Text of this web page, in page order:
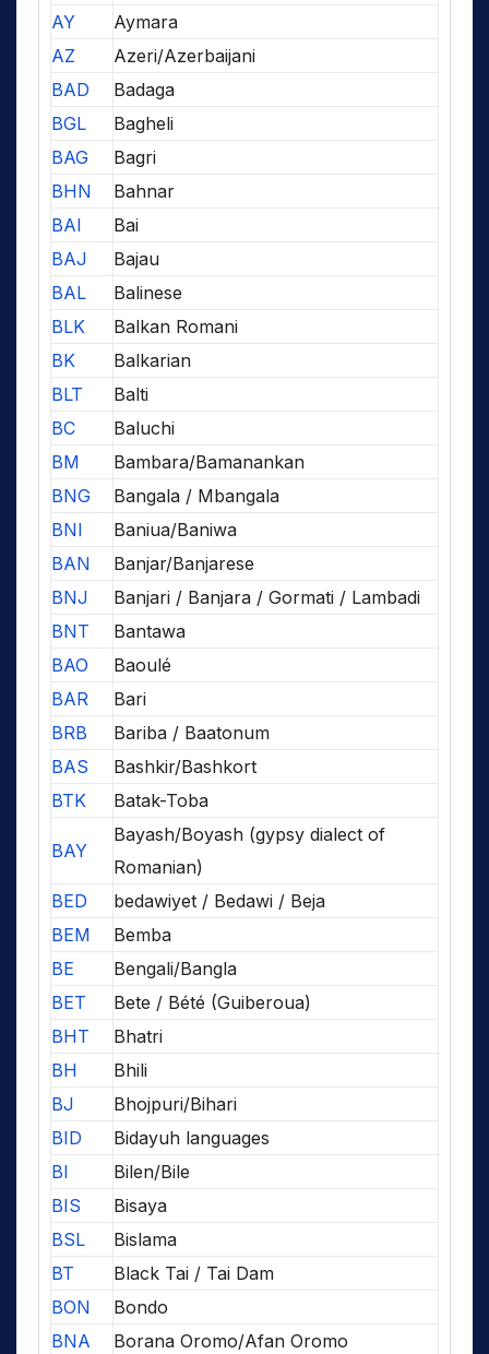
AY
Aymara
AZ
Azeri/Azerbaijani
BAD
Badaga
BGL
Bagheli
BAG
Bagri
BHN
Bahnar
BAI
Bai
BAJ
Bajau
BAL
Balinese
BLK
Balkan Romani
BK
Balkarian
BLT
Balti
BC
Baluchi
BM
Bambara/Bamanankan
BNG
Bangala / Mbangala
BNI
Baniua/Baniwa
BAN
Banjar/Banjarese
BNJ
Banjari / Banjara / Gormati / Lambadi
BNT
Bantawa
BAO
Baoulé
BAR
Bari
BRB
Bariba / Baatonum
BAS
Bashkir/Bashkort
BTK
Batak-Toba
BAY
Bayash/Boyash (gypsy dialect of
Romanian)
BED
bedawiyet / Bedawi / Beja
BEM
Bemba
BE
Bengali/Bangla
BET
Bete / Bété (Guiberoua)
BHT
Bhatri
BH
Bhili
BJ
Bhojpuri/Bihari
BID
Bidayuh languages
BI
Bilen/Bile
BIS
Bisaya
BSL
Bislama
BT
Black Tai / Tai Dam
BON
Bondo
BNA
Borana Oromo/Afan Oromo